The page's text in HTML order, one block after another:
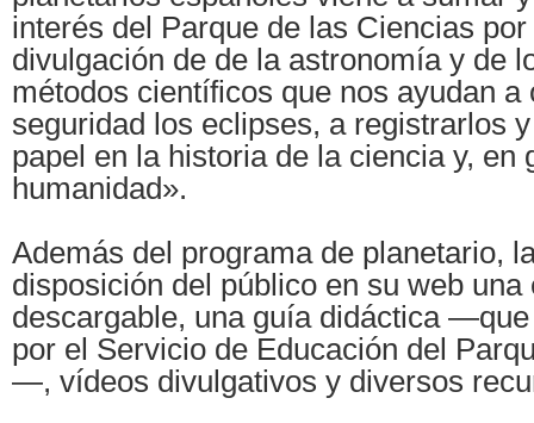
interés del Parque de las Ciencias
divulgación de de la astronomía y de
métodos científicos que nos ayudan a
seguridad los eclipses, a registrarlos
papel en la historia de la ciencia y, en
humanidad».
Además del programa de planetario,
disposición del público en su web una
descargable, una guía didáctica
por el Servicio de Educación del
—, vídeos divulgativos y diversos